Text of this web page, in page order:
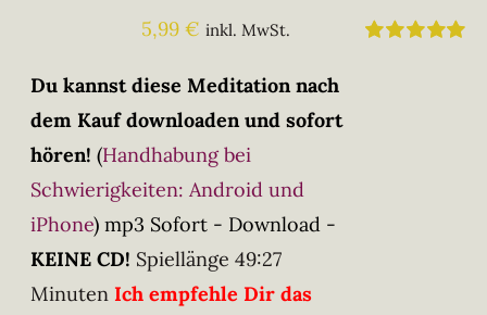
5,99€ inkl. MwSt.
Du kannst diese Meditation nach
dem Kauf downloaden und sofort
hören! (Handhabung bei
Schwierigkeiten: Android und
iPhone) mp3 Sofort - Download -
KEINE CD! Spiellänge 49:27
Minuten Ich empfehle Dir das